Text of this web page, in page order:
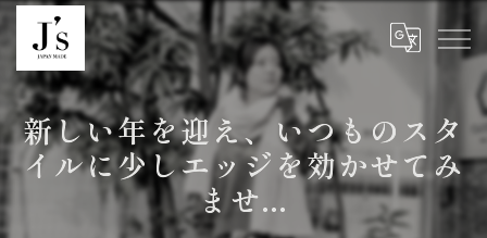
新しい年を迎え、いつものスタ
イルに少しエッジを効かせてみ
ませ...